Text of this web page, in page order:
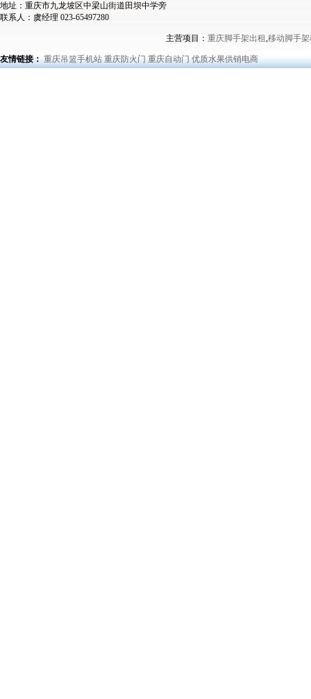
地址：重庆市九龙坡区中梁山街道田坝中学旁
联系人：虞经理 023-65497280
主营项目： 重庆脚手架出租,移动脚手架
友情链接： 重庆吊篮手机站 重庆防火门 重庆自动门 优质水果供销电商